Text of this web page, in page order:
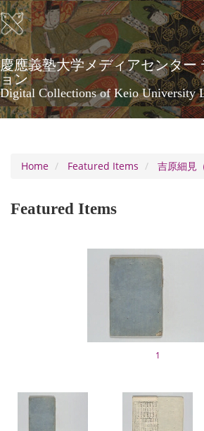
Skip
to
main
content
慶應義塾大学メディアセンター
ョン
Digital Collections of Keio University
Home
Featured Items 吉原細見
Featured Items
1